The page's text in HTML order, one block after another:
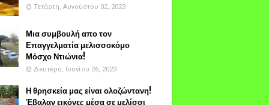
Τετάρτη, Αυγούστου 02, 2023
Μια συμβουλή απο τον
Επαγγελματία μελισσοκόμο
Μόσχο Ντιώνια!
Δευτέρα, Ιουνίου 26, 2023
Η θρησκεία μας είναι ολοζώντανη!
Έβαλαν εικόνες μέσα σε μελίσσι